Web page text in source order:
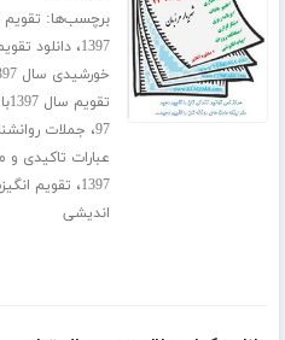
برچسب‌ها: تقویم 1397
1397،دانلود
خورشیدی سال 1397
تقویم سال 1397با فرمت پی دی اف
97، جملات
عبارات تاکیدی و
1397، تقویم
اندیشی